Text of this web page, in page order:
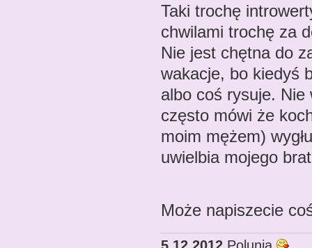
Taki trochę
chwilami trochę za
Nie jest chętna do
wakacje, bo kiedyś
albo coś rysuje.
często mówi że
moim mężem)
uwielbia mojego
Może napiszecie